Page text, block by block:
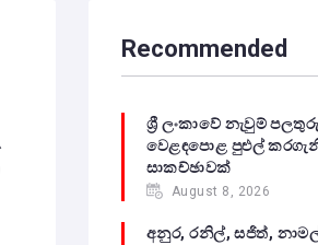
Recommended
ශ්‍රී ලංකාවේ නැවුම්
වෙළඳපොළ පුළුල්
සාකච්ඡාවක්
August 8, 2026
අනුර, රනිල්, සජිත්,